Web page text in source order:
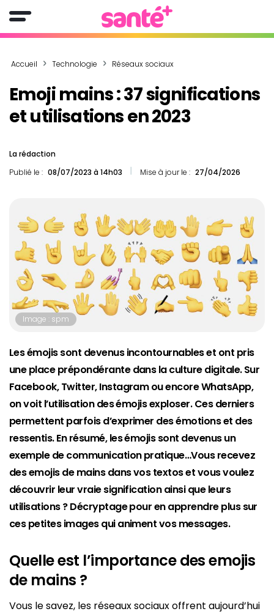
Accueil Technologie Réseaux sociaux
Emoji mains : 37 significations
et utilisations en 2023
La rédaction
Publié le : 08/07/2023 à 14h03 Mise à jour le : 27/04/2026
Image : spm
Les émojis sont devenus incontournables et ont pris
une place prépondérante dans la culture digitale. Sur
Facebook, Twitter, Instagram ou encore WhatsApp,
on voit l’utilisation des émojis exploser. Ces derniers
permettent parfois d’exprimer des émotions et des
ressentis. En résumé, les émojis sont devenus un
exemple de communication pratique…Vous recevez
des emojis de mains dans vos textos et vous voulez
découvrir leur vraie signification ainsi que leurs
utilisations ? Décryptage pour en apprendre plus sur
ces petites images qui animent vos messages.
Quelle est l’importance des emojis
de mains ?
Vous le savez, les réseaux sociaux offrent aujourd’hui